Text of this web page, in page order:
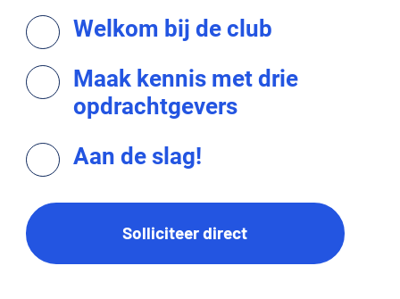
Welkom bij de club
Maak kennis met drie
opdrachtgevers
Aan de slag!
Solliciteer direct